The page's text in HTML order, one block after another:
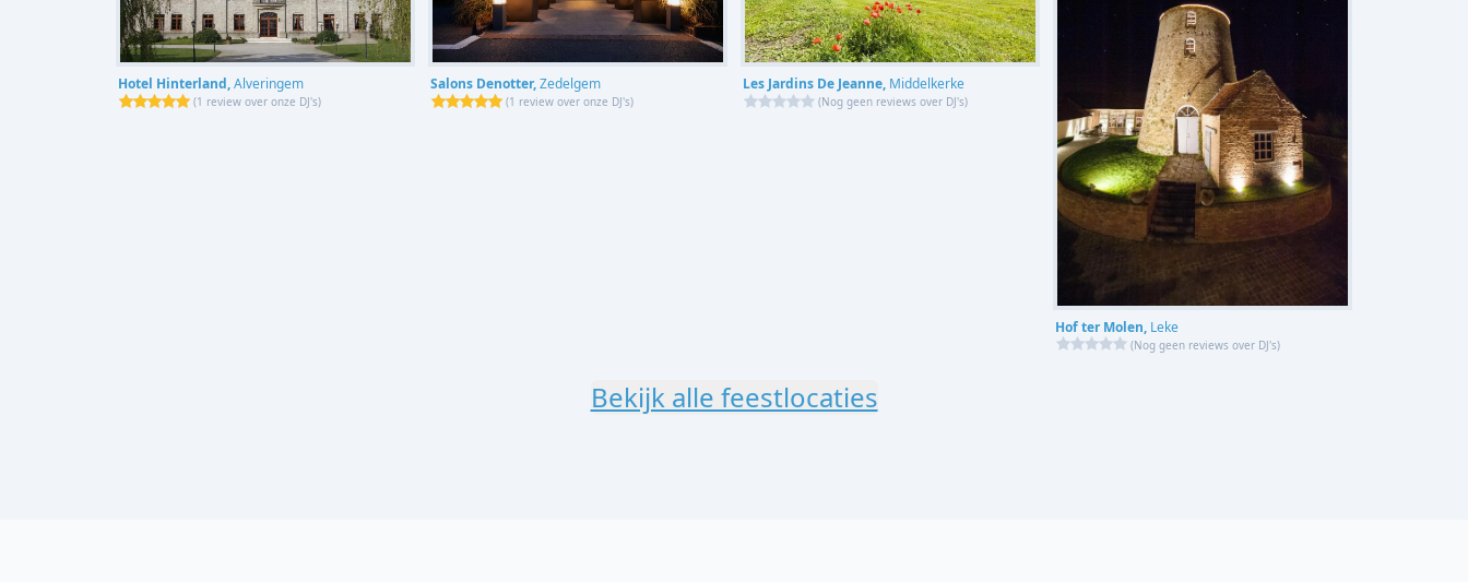
Hotel Hinterland,Alveringem
(1 review over onze DJ's)
Salons Denotter,Zedelgem
(1 review over onze DJ's)
Les Jardins De Jeanne, Middelkerke
(Nog geen reviews over DJ's)
Hof ter Molen, Leke
(Nog geen reviews over DJ's)
Bekijk alle feestlocaties